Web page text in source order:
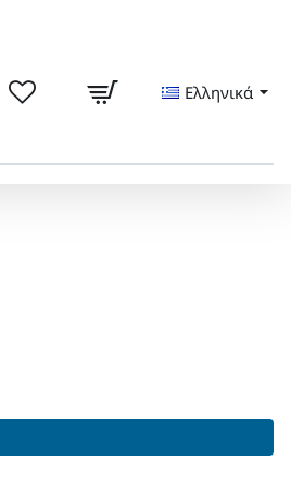
σας
Ελληνικά